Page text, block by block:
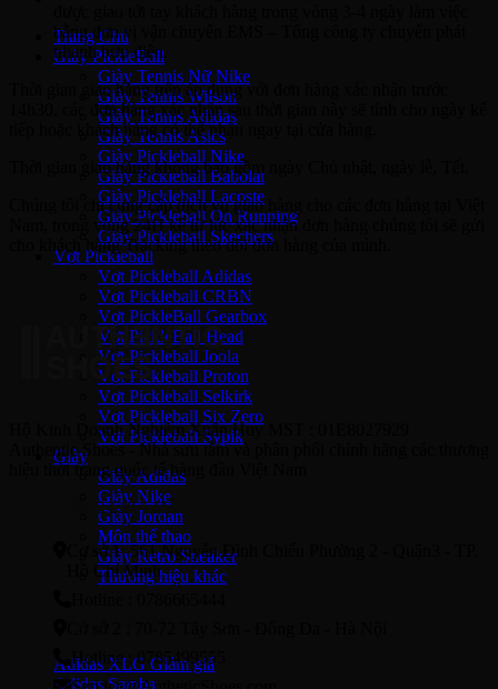
Trang Chủ
Giày PickleBall
Giày Tennis Nữ Nike
Giày Tennis Wilson
Giày Tennis Adidas
Giày Tennis Asics
Giày Pickleball Nike
Giày Pickleball Babolat
Giày Pickleball Lacoste
Giày Pickleball On Running
Giày Pickleball Skechers
Vợt Pickleball
Vợt Pickleball Adidas
Vợt Pickleball CRBN
Vợt PickleBall Gearbox
Vợt PickleBall Head
Vợt Pickleball Joola
Vợt Pickleball Proton
Vợt Pickleball Selkirk
Vợt Pickleball Six Zero
Vợt Pickleball Sypik
Giày
Giày Adidas
Giày Nike
Giày Jordan
Môn thể thao
Giày Retro Sneaker
Thương hiệu khác
Adidas XLG
Adidas Samba
bằng đơn vị vận chuyển EMS – Tổng công ty chuyển phát
nhanh bưu điện.
Thời gian giao hàng trên áp dụng với đơn hàng xác nhận trước
14h30, các đơn hàng xác nhận sau thời gian này sẽ tính cho ngày kế
tiếp hoặc khách hàng có thể nhận ngay tại cửa hàng.
Thời gian giao hàng không bao gồm ngày Chủ nhật, ngày lễ, Tết.
Chúng tôi chỉ cung cấp dịch vụ giao hàng cho các đơn hàng tại Việt
Nam, trong vòng 24H kể từ lúc xác nhận đơn hàng chúng tôi sẽ gửi
cho khách hàng Tracking theo dõi đơn hàng của mình.
Hộ Kinh Doanh Nghiêm Xuân Huy MST : 01E8027929
Authentic Shoes - Nhà sưu tầm và phân phối chính hãng các thương
hiệu thời trang quốc tế hàng đầu Việt Nam
HỆ THỐNG CỬA HÀNG
Cơ sở 1: 561 Nguyễn Đình Chiểu Phường 2 - Quận3 - TP.
Hồ Chí Minh
Hotline : 0785499555